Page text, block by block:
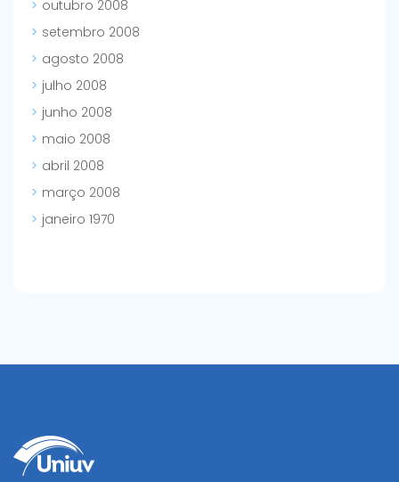
outubro 2008
setembro 2008
agosto 2008
julho 2008
junho 2008
maio 2008
abril 2008
março 2008
janeiro 1970